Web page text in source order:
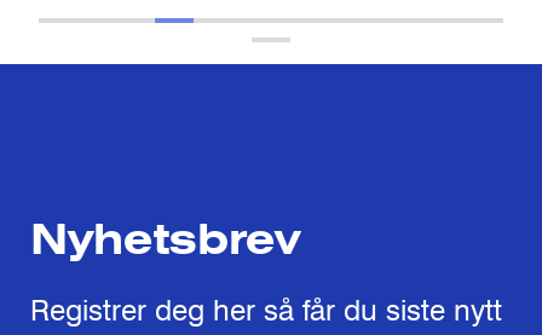
Nyhetsbrev
Registrer deg her så får du siste nytt